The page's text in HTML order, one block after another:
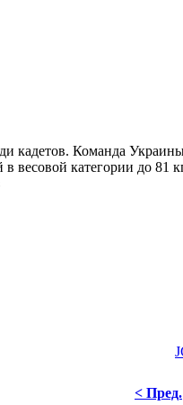
Команда
категории до 81
< Пред.